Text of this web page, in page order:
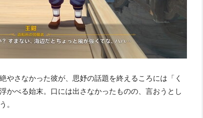
やさなかった彼が、思妤の話題を終えるころには「く
べる始末。口には出さなかったものの、言おうとし
。